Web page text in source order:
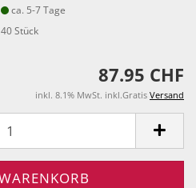
ca. 5-7 Tage
40Stück
87.95 CHF
inkl. 8.1% MwSt. inkl.Gratis Versand